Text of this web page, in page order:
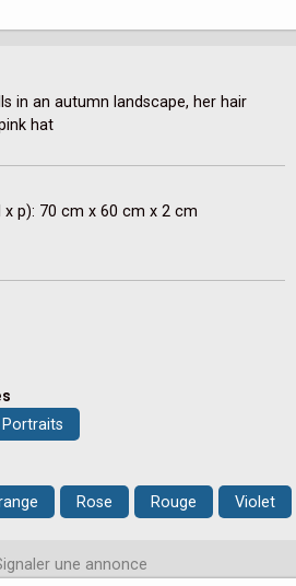
in an autumn landscape, her hair
hat
x p): 70 cm x 60 cm x 2 cm
Portraits
Rose Rouge Violet
une annonce